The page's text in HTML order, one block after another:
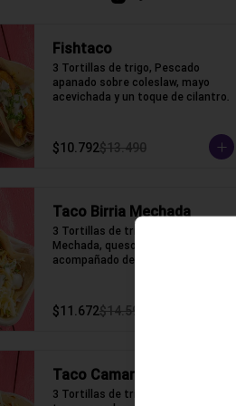
Fishtaco
3 Tortillas de trigo, Pescado
apanado sobre coleslaw, mayo
acevichada y un toque de cilantro.
$10.792$13.490
Taco Birria Mechada
3 Tortillas de trigo,tTinga de
Mechada, queso gauda fundido
acompañado de birria
$11.672$14.590
Taco Camaron Tempura
3 Tortillas de trigo, camarón